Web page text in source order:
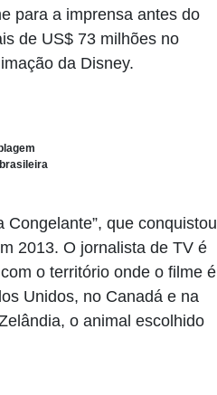
para a imprensa antes do
de US$ 73 milhões no
da Disney.
que conquistou
2013. O jornalista de TV é
o território onde o filme é
Unidos, no Canadá e na
o animal escolhido